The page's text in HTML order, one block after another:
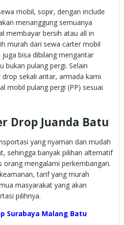
mobil, sopir, dengan include
menanggung semuanya
membayar bersih atau all in
murah dari sewa carter mobil
bisa dibilang mengantar
bukan pulang pergi. Selain
sekali antar, armada kami
mobil pulang pergi (PP) sesuai
Drop Juanda Batu
yang nyaman dan mudah
sehingga banyak pilihan alternatif
mengalami perkembangan.
tarif yang murah
masyarakat yang akan
pilihnya.
Surabaya Malang Batu